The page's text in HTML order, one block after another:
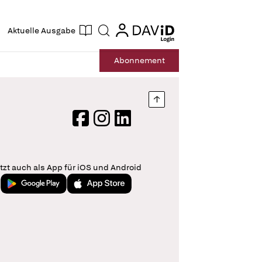
Aktuelle Ausgabe Suche login
login
Abonnement
Nach oben springen
FacebookInstagram
LinkedIn
auch als App für iOS und Android
Jetzt bei Google PlayLaden im App Store